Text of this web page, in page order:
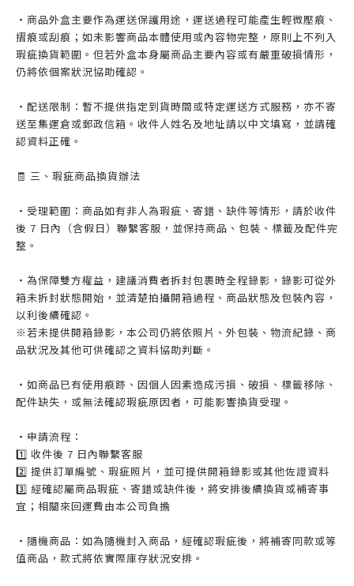
・商品外盒主要作為運送保護用途，運送過程可能產生輕微壓痕、
摺痕或刮痕；如未影響商品本體使用或內容物完整，原則上不列入
瑕疵換貨範圍。但若外盒本身屬商品主要內容或有嚴重破損情形，
仍將依個案狀況協助確認。
・配送限制：暫不提供指定到貨時間或特定運送方式服務，亦不寄
送至集運倉或郵政信箱。收件人姓名及地址請以中文填寫，並請確
認資料正確。
🧾 三、瑕疵商品換貨辦法
・受理範圍：商品如有非人為瑕疵、寄錯、缺件等情形，請於收件
後 7 日內（含假日）聯繫客服，並保持商品、包裝、標籤及配件完
整。
・為保障雙方權益，建議消費者拆封包裹時全程錄影，錄影可從外
箱未拆封狀態開始，並清楚拍攝開箱過程、商品狀態及包裝內容，
以利後續確認。
※若未提供開箱錄影，本公司仍將依照片、外包裝、物流紀錄、商
品狀況及其他可供確認之資料協助判斷。
・如商品已有使用痕跡、因個人因素造成污損、破損、標籤移除、
配件缺失，或無法確認瑕疵原因者，可能影響換貨受理。
・申請流程：
1️⃣ 收件後 7 日內聯繫客服
2️⃣ 提供訂單編號、瑕疵照片，並可提供開箱錄影或其他佐證資料
3️⃣ 經確認屬商品瑕疵、寄錯或缺件後，將安排後續換貨或補寄事
宜；相關來回運費由本公司負擔
・隨機商品：如為隨機封入商品，經確認瑕疵後，將補寄同款或等
值商品，款式將依實際庫存狀況安排。